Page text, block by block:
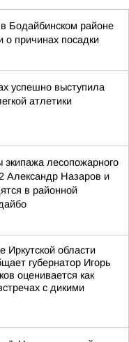
Бодайбинском районе
о причинах посадки
успешно выступила
атлетики
лесопожарного
Александр Назаров и
в районной
Иркутской области
губернатор Игорь
оценивается как
с дикими